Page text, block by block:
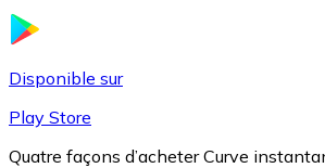
Disponible sur
Play Store
Quatre façons d’acheter Curve